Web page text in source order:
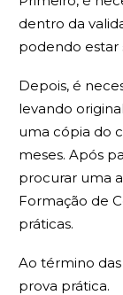
dentro da
podendo estar
Depois, é
levando
uma cópia do
meses. Após
procurar uma
Formação de
práticas.
Ao término
prova prática.